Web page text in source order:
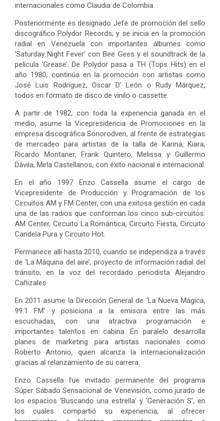
internacionales como Claudia de Colombia.
Posteriormente es designado Jefe de promoción del sello
discográfico Polydor Records, y se inicia en la promoción
radial en Venezuela con importantes álbumes como
‘Saturday Night Fever’ con Bee Gees y el soundtrack de la
película ‘Grease’. De Polydor pasa a TH (Tops Hits) en el
año 1980, continúa en la promoción con artistas como
José Luis Rodríguez, Oscar D’ León o Rudy Márquez,
todos en formato de disco de vinilo o cassette.
A partir de 1982, con toda la experiencia ganada en el
medio, asume la Vicepresidencia de Promociones en la
empresa discográfica Sonorodven, al frente de estrategias
de mercadeo para artistas de la talla de Karina, Kiara,
Ricardo Montaner, Frank Quintero, Melissa y Guillermo
Dávila, Mirla Castellanos, con éxito nacional e internacional.
En el año 1997 Enzo Cassella asume el cargo de
Vicepresidente de Producción y Programación de los
Circuitos AM y FM Center, con una exitosa gestión en cada
una de las radios que conforman los cinco sub-circuitos:
AM Center, Circuito La Romántica, Circuito Fiesta, Circuito
Candela Pura y Circuito Hot.
Permanece allí hasta 2010, cuando se independiza a través
de ‘La Máquina del aire’, proyecto de información radial del
tránsito, en la voz del recordado periodista Alejandro
Cañizales.
En 2011 asume la Dirección General de ‘La Nueva Mágica,
99.1 FM’
y posiciona a la emisora entre las más
escuchadas, con una atractiva programación e
importantes talentos en cabina. En paralelo desarrolla
planes de marketing para artistas nacionales como
Roberto Antonio, quien alcanza la internacionalización
gracias al relanzamiento de su carrera.
Enzo Cassella fue invitado permanente del programa
Súper Sábado Sensacional de Venevisión, como jurado de
los espacios ‘Buscando una estrella’ y ‘Generación S’, en
los cuales compartió su experiencia, al ofrecer